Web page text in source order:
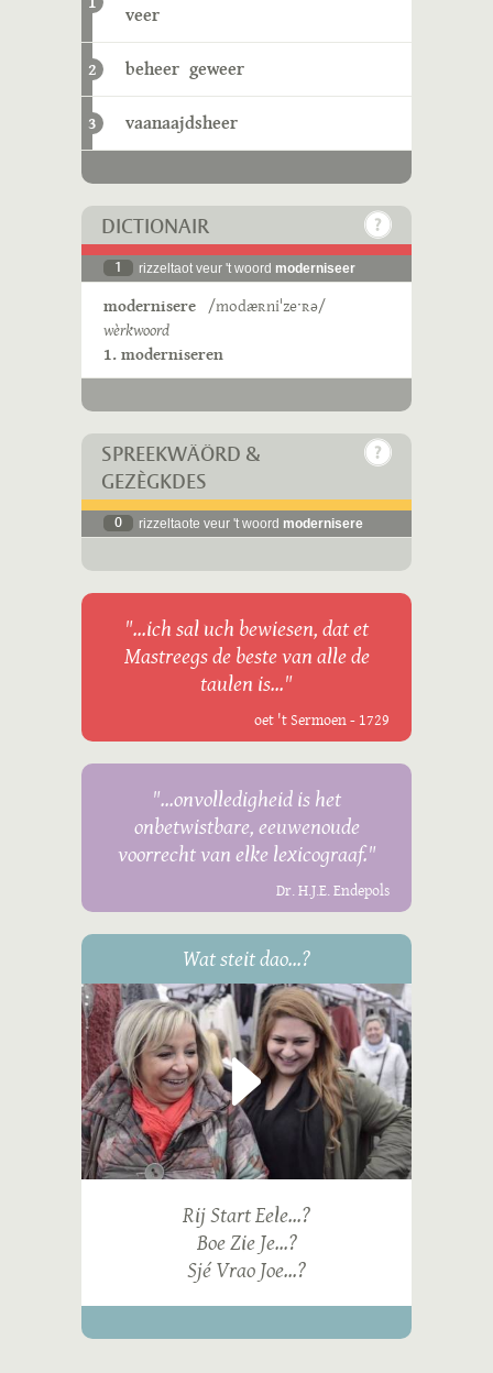
veer
2 beheer geweer
3 vaanaajdsheer
DICTIONAIR
1 rizzeltaot veur 't woord moderniseer
modernisere /modæʀniˈzeˑʀə/
wèrkwoord
1. moderniseren
SPREEKWÄÖRD &
GEZÈGKDES
0 rizzeltaote veur 't woord modernisere
"...ich sal uch bewiesen, dat et
Mastreegs de beste van alle de
taulen is..."
oet 't Sermoen - 1729
"...onvolledigheid is het
onbetwistbare, eeuwenoude
voorrecht van elke lexicograaf."
Dr. H.J.E. Endepols
Wat steit dao...?
Rij Start Eele...?
Boe Zie Je...?
Sjé Vrao Joe...?